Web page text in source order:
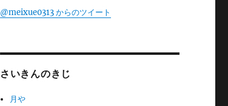
@meixue0313 からのツイート
さいきんのきじ
月や